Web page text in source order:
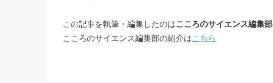
この記事を執筆・編集したのはこころのサイエンス編集部
こころのサイエンス編集部の紹介はこちら